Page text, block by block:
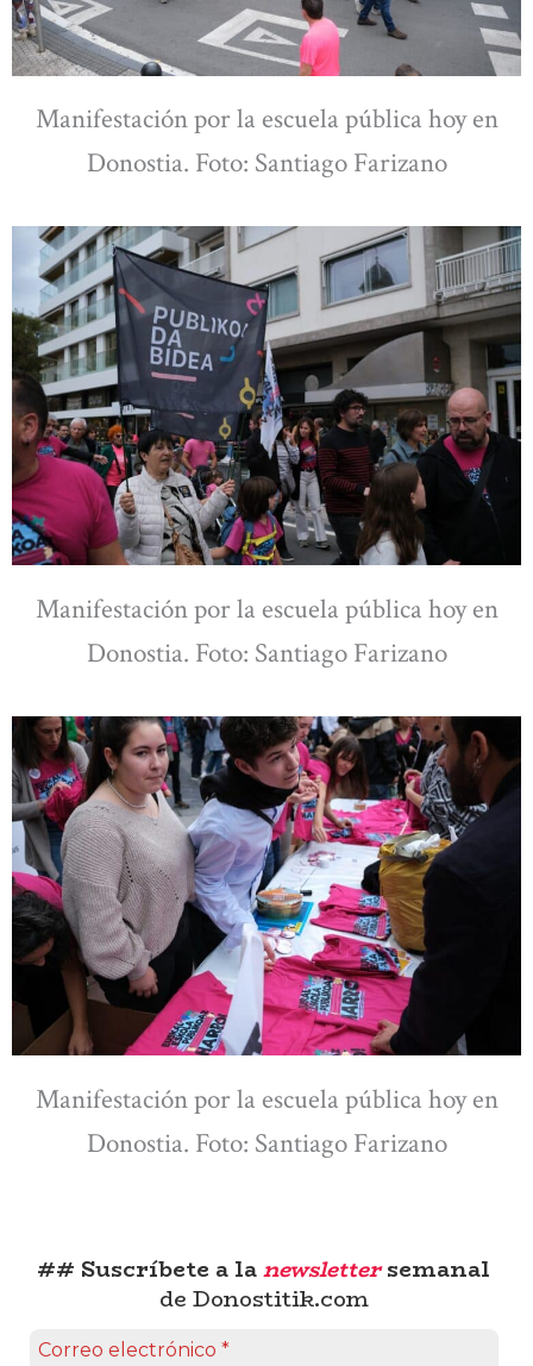
Manifestación por la escuela pública hoy en
Donostia. Foto: Santiago Farizano
Manifestación por la escuela pública hoy en
Donostia. Foto: Santiago Farizano
Manifestación por la escuela pública hoy en
Donostia. Foto: Santiago Farizano
## Suscríbete a lanewslettersemanal
de Donostitik.com